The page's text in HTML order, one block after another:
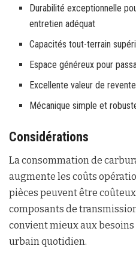
Durabilité exceptionnelle
entretien adéquat
Capacités tout-terrain
Espace généreux pour
Excellente valeur de
Mécanique simple et
Considérations
La consommation de
augmente les coûts
pièces peuvent être
composants de
convient mieux aux besoins
urbain quotidien.